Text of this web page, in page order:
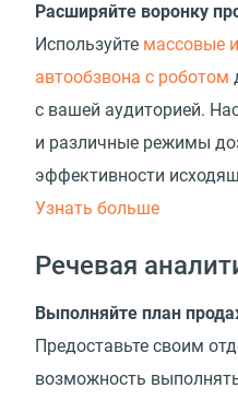
Расширяйте воронку
Используйте массовые
автообзвона с роботом
с вашей аудиторией.
и различные режимы
эффективности
Узнать больше
Речевая
Выполняйте план
Предоставьте своим
возможность